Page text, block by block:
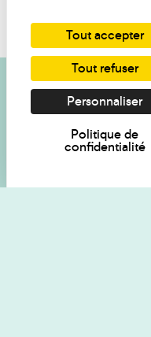
Je
Tout accepter
Tout refuser
Personnaliser
Politique de
confidentialité